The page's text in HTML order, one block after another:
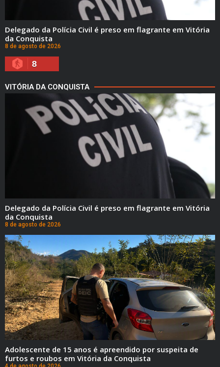
Delegado da Polícia Civil é preso em flagrante em Vitória
da Conquista
8 de agosto de 2026
8
VITÓRIA DA CONQUISTA
Delegado da Polícia Civil é preso em flagrante em Vitória
da Conquista
8 de agosto de 2026
Adolescente de 15 anos é apreendido por suspeita de
furtos e roubos em Vitória da Conquista